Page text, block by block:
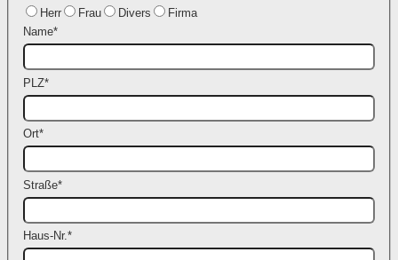
Herr
Frau Divers
Firma
Name*
PLZ*
Ort*
Straße*
Haus-Nr. *